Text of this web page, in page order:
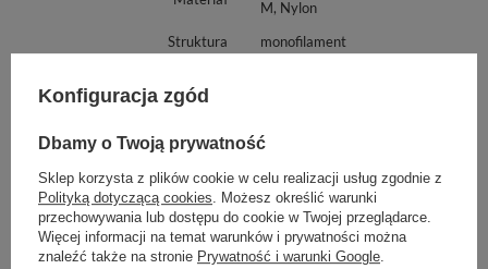
M, Nylon
Struktura
monofilament
Grubość szwu
Długość nici
45 cm
Długość igły
14 - 19 mm
Kształt igły
3/8 koła
Typ igły
odwrotnie tnąca
Konfiguracja zgód
Dbamy o Twoją prywatność
Sklep korzysta z plików cookie w celu realizacji usług zgodnie z
Polityką dotyczącą cookies . Możesz określić warunki
przechowywania lub dostępu do cookie w Twojej przeglądarce.
Więcej informacji na temat warunków i prywatności można
znaleźć także na stronie Prywatność i warunki Google